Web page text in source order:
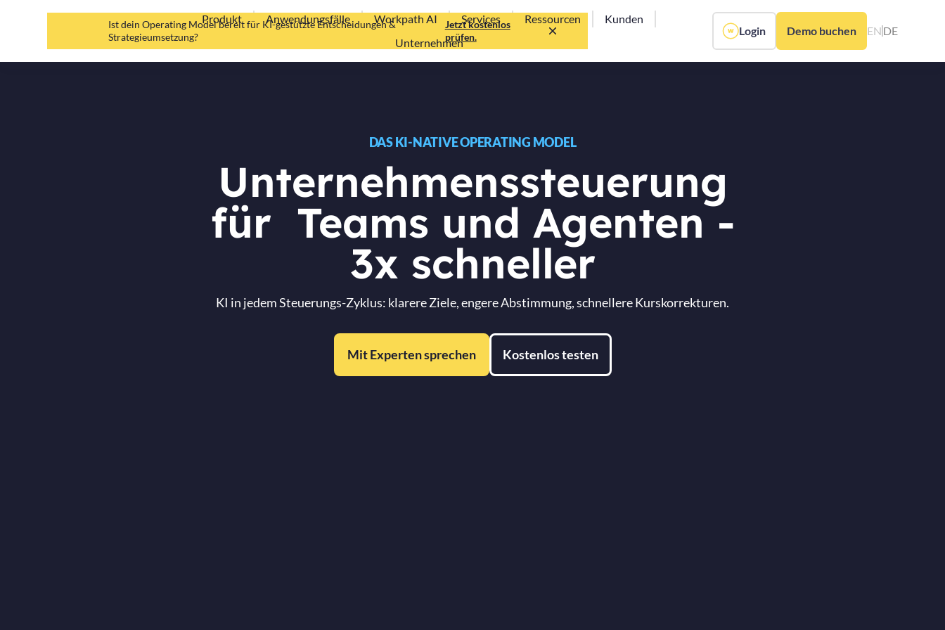
Produkt Anwendungsfälle Workpath AI Services Ressourcen
Kunden
Unternehmen
Login Demo buchen EN DE
Ist dein Operating Model bereit für KI-gestützte Entscheidungen &
Strategieumsetzung?
Jetzt kostenlos
prüfen.
DAS KI-NATIVE OPERATING MODEL
Unternehmenssteuerung
für Teams und Agenten -
3x schneller
KI in jedem Steuerungs-Zyklus: klarere Ziele, engere Abstimmung, schnellere Kurskorrekturen.
Mit Experten sprechen Kostenlos testen